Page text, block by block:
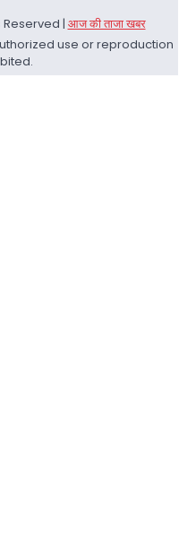
| आज की ताजा खबर
use or reproduction